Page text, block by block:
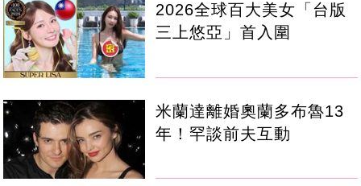
2026全球百大美女「台版
三上悠亞」首入圍
米蘭達離婚奧蘭多布魯13
年！罕談前夫互動